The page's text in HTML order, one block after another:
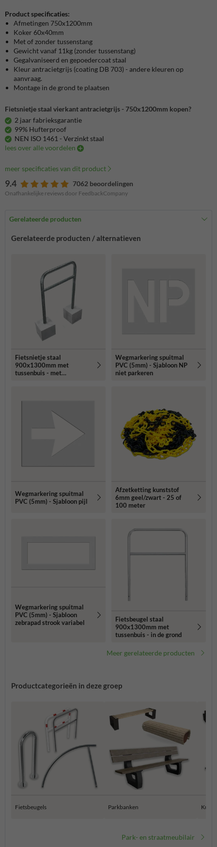
Product specificaties:
Afmetingen 750x1200mm
Koker 60x40mm
Met of zonder tussenstang
Gewicht vanaf 11kg (zonder tussenstang)
Gegalvaniseerd en gepoedercoat staal
Kleur antracietgrijs (coating DB 703) - andere kleuren op
aanvraag.
Montage in de grond te plaatsen
Fietsnietje staal vierkant antracietgrijs - 750x1200mm kopen?
2 jaar fabrieksgarantie
99% Hufterproof
NEN ISO 1461 - Verzinkt staal
lees over alle voordelen
meer specificaties van dit product
9.4 7062 beoordelingen
Onafhankelijke reviews door FeedbackCompany
Gerelateerde producten
Gerelateerde producten / alternatieven
Fietsnietje staal
900x1300mm met
tussenbuis - met
Wegmarkering spuitmal
PVC (5mm) - Sjabloon NP
niet parkeren
Wegmarkering spuitmal
PVC (5mm) - Sjabloon pijl
Afzetketting kunststof
6mm geel/zwart - 25 of
100 meter
Wegmarkering spuitmal
PVC (5mm) - Sjabloon
zebrapad strook variabel
Fietsbeugel staal
900x1300mm met
tussenbuis - in de grond
Meer gerelateerde producten
Productcategorieën in deze groep
Fietsbeugels Parkbanken
Park- en straatmeubilair